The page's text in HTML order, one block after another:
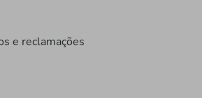
e reclamações